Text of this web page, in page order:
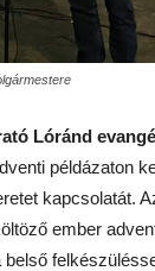
Lóránd
példázaton
kapcsolatát.
ember
belső